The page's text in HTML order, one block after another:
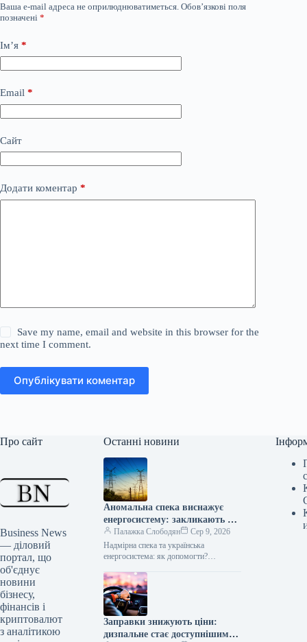
Ваша e-mail адреса не оприлюднюватиметься. Обов’язкові поля
позначені *
Ім’я *
Email *
Сайт
Додати коментар *
Save my name, email and website in this browser for the
next time I comment.
Опублікувати коментар
Про сайт
Business News
— діловий
портал, що
об'єднує
новини
бізнесу,
фінансів і
криптовалют
з аналітикою
Останні новини
Аномальна спека виснажує
енергосистему: закликають до
термінових дій
Палажка Слободян
Сер 9, 2026
Надмірна спека та українська
енергосистема: як допомогти?
значне додаткове навантаження на
енергетичну інфраструктуру України.
Компанія
Заправки знижують ціни:
дизпальне стає доступнішим